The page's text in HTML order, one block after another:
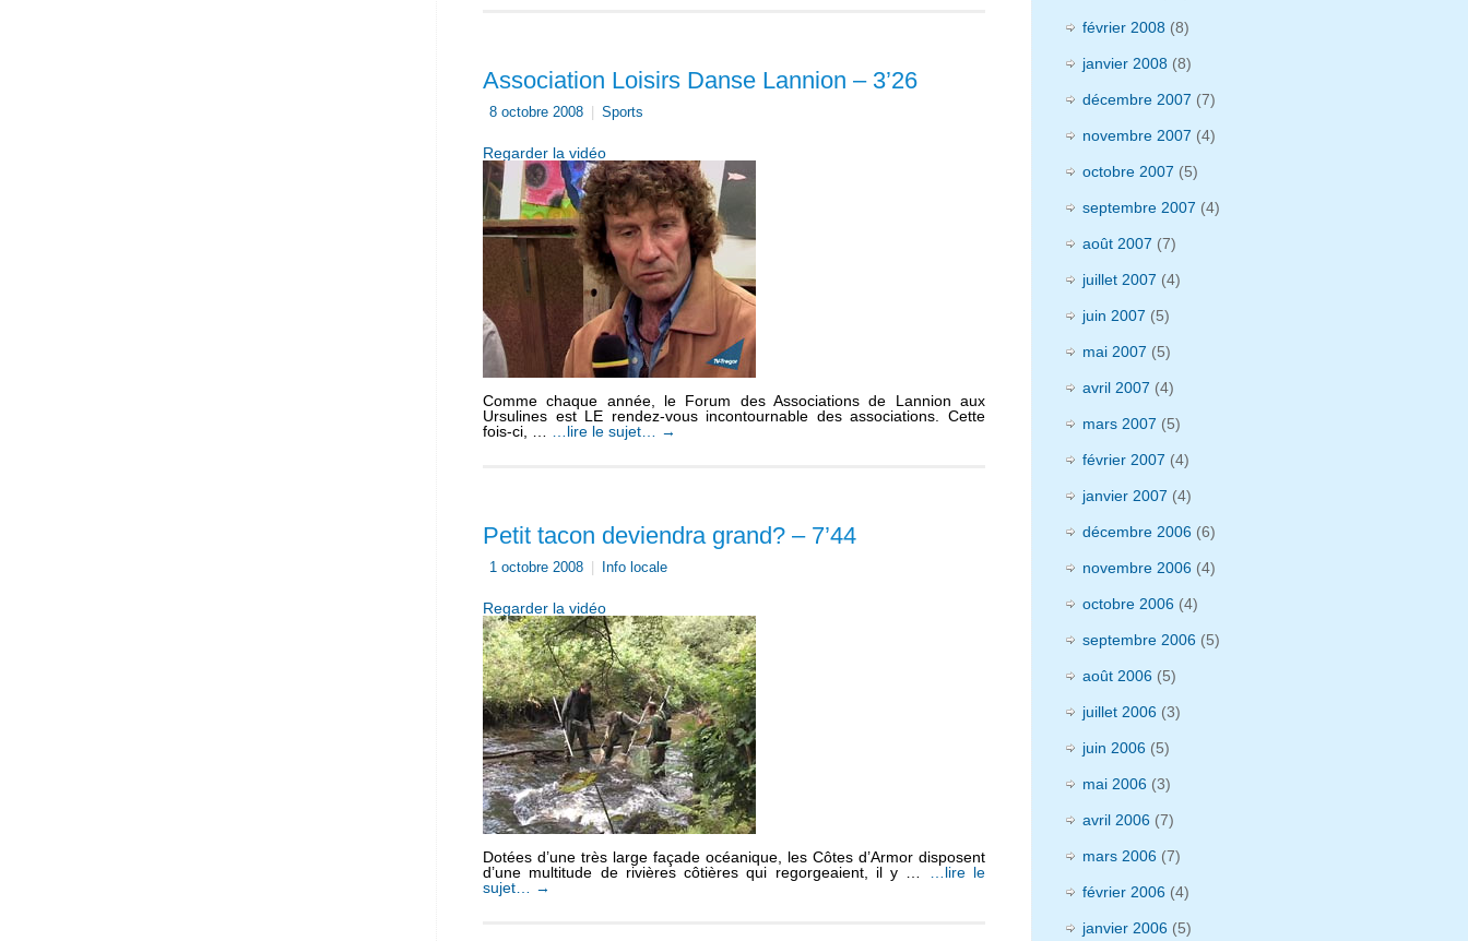
Association Loisirs Danse Lannion – 3’26
8 octobre 2008 Sports
Regarder la vidéo
Comme chaque année, le Forum des Associations de Lannion aux
Ursulines est LE rendez-vous incontournable des associations. Cette
fois-ci, …
…lire le sujet… →
Petit tacon deviendra grand? – 7’44
1 octobre 2008 Info locale
Regarder la vidéo
Dotées d’une très large façade océanique, les Côtes d’Armor disposent
d’une multitude de rivières côtières qui regorgeaient, il y …
…lire le
sujet…
→
février 2008 (8)
janvier 2008 (8)
décembre 2007 (7)
novembre 2007 (4)
octobre 2007 (5)
septembre 2007 (4)
août 2007 (7)
juillet 2007 (4)
juin 2007 (5)
mai 2007 (5)
avril 2007 (4)
mars 2007 (5)
février 2007 (4)
janvier 2007 (4)
décembre 2006 (6)
novembre 2006 (4)
octobre 2006 (4)
septembre 2006 (5)
août 2006 (5)
juillet 2006 (3)
juin 2006 (5)
mai 2006 (3)
avril 2006 (7)
mars 2006 (7)
février 2006 (4)
janvier 2006 (5)